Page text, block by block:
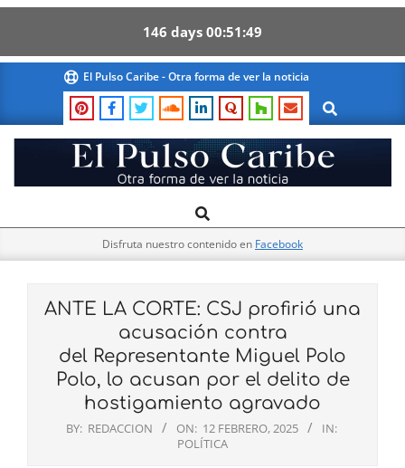
146 days 00 51 48
content
El Pulso Caribe - Otra forma de ver la noticia
Search
El
Pulso
Navigation
Search
Disfruta nuestro contenido en Facebook
ANTE LA CORTE: CSJ profirió una
acusación contra
del Representante Miguel Polo
Polo, lo acusan por el delito de
hostigamiento agravado
BY: REDACCION ON: 12 FEBRERO, 2025
IN:
POLÍTICA